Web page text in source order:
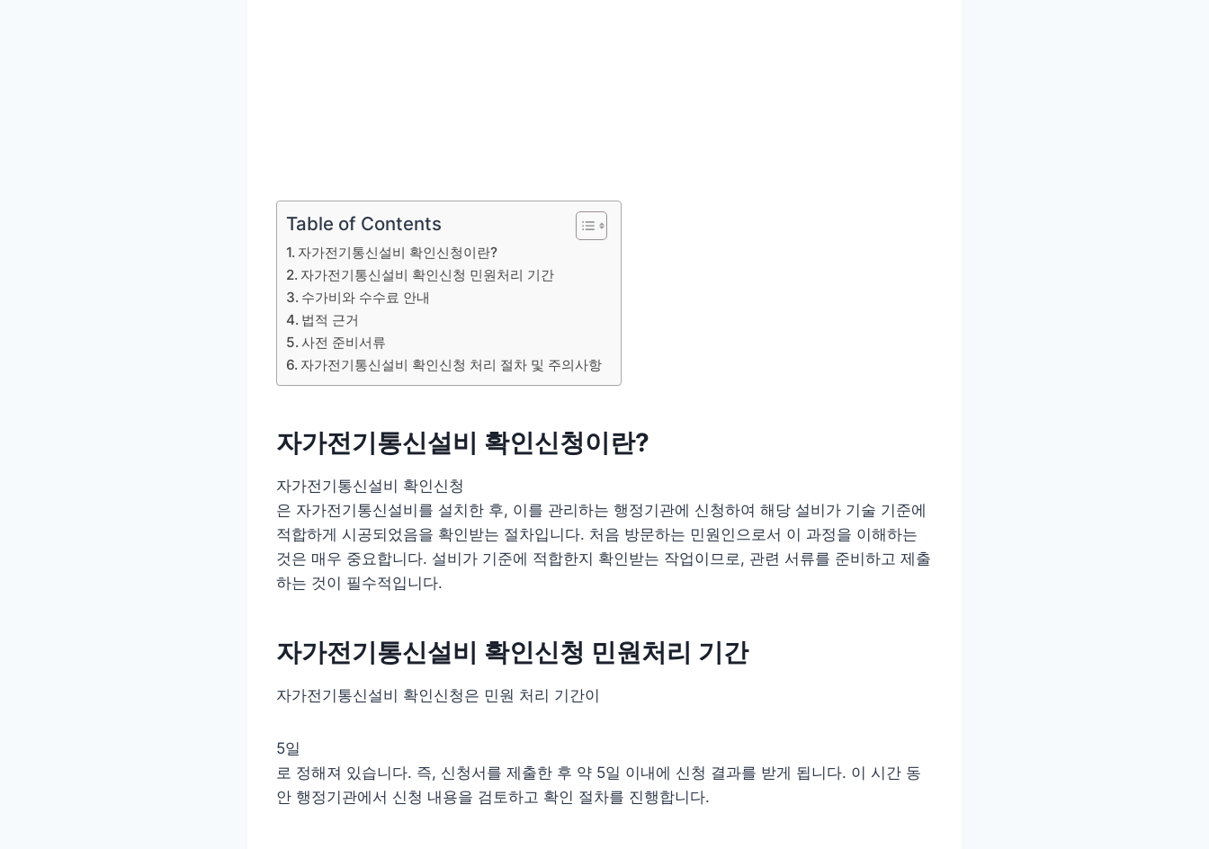
Table of Contents
자가전기통신설비 확인신청이란?
자가전기통신설비 확인신청 민원처리 기간
수가비와 수수료 안내
법적 근거
사전 준비서류
자가전기통신설비 확인신청 처리 절차 및 주의사항
자가전기통신설비 확인신청이란?
자가전기통신설비 확인신청
은 자가전기통신설비를 설치한 후, 이를 관리하는 행정기관에 신청하여 해당 설비가 기술 기준에
적합하게 시공되었음을 확인받는 절차입니다. 처음 방문하는 민원인으로서 이 과정을 이해하는
것은 매우 중요합니다. 설비가 기준에 적합한지 확인받는 작업이므로, 관련 서류를 준비하고 제출
하는 것이 필수적입니다.
자가전기통신설비 확인신청 민원처리 기간
자가전기통신설비 확인신청은 민원 처리 기간이
5일
로 정해져 있습니다. 즉, 신청서를 제출한 후 약 5일 이내에 신청 결과를 받게 됩니다. 이 시간 동
안 행정기관에서 신청 내용을 검토하고 확인 절차를 진행합니다.